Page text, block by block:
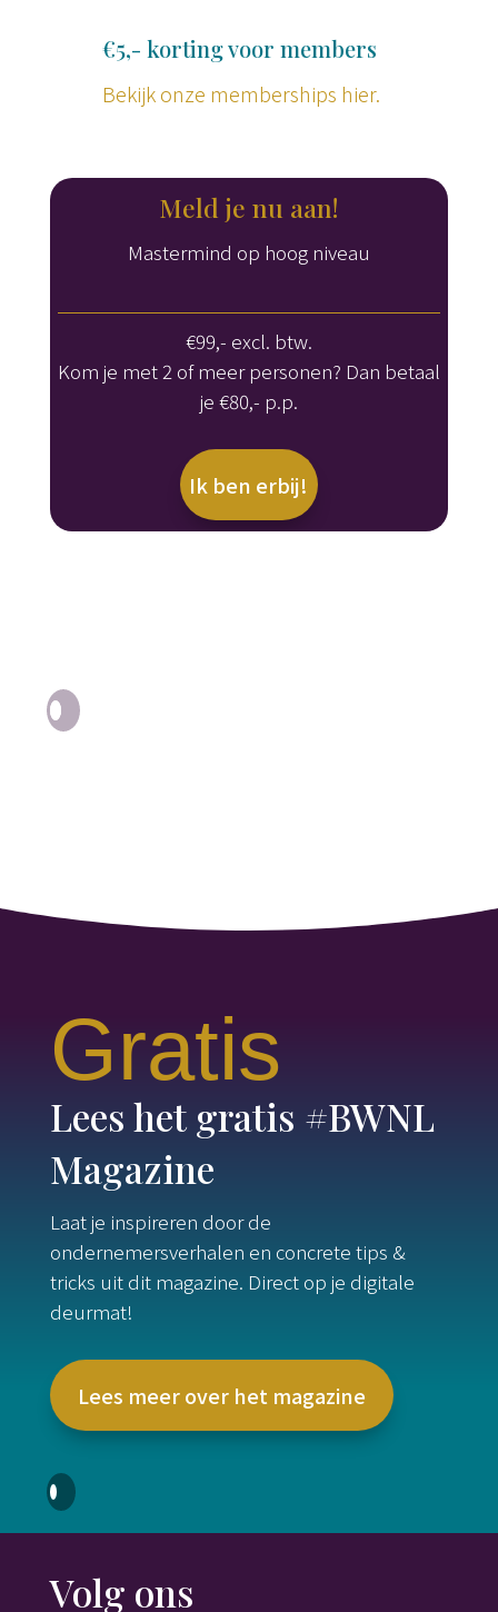
€5,- korting voor members
Bekijk onze memberships hier.
Meld je nu aan!
Mastermind op hoog niveau
€99,- excl. btw.
Kom je met 2 of meer personen? Dan betaal
je €80,- p.p.
Ik ben erbij!
Gratis
Lees het gratis #BWNL
Magazine
Laat je inspireren door de
ondernemersverhalen en concrete tips &
tricks uit dit magazine. Direct op je digitale
deurmat!
Lees meer over het magazine
Volg ons